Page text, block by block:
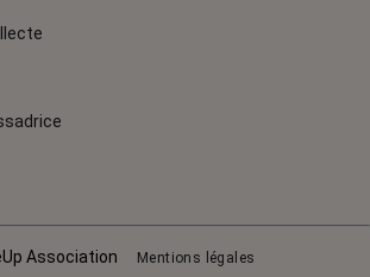
Association Mentions légales